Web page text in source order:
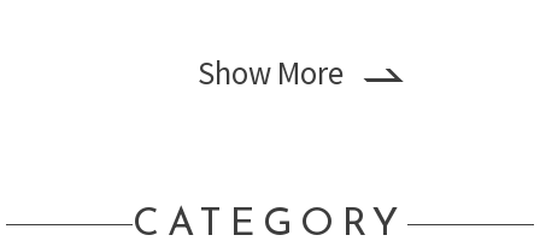
Show More
CATEGORY